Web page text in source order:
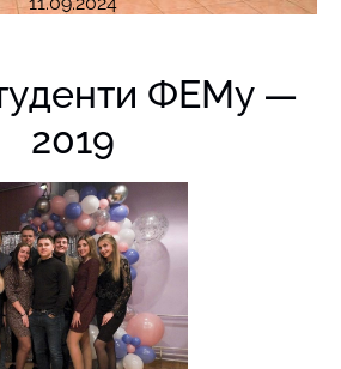
ФЕМу —
2019